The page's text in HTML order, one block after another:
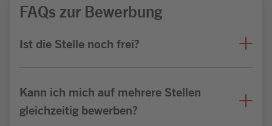
FAQs zur Bewerbung
Ist die Stelle noch frei?
Kann ich mich auf mehrere Stellen
gleichzeitig bewerben?